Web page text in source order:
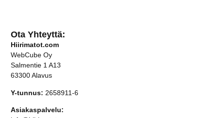
Ota Yhteyttä:
Hiirimatot.com
WebCube Oy
Salmentie 1 A13
63300 Alavus
Y-tunnus: 2658911-6
Asiakaspalvelu: